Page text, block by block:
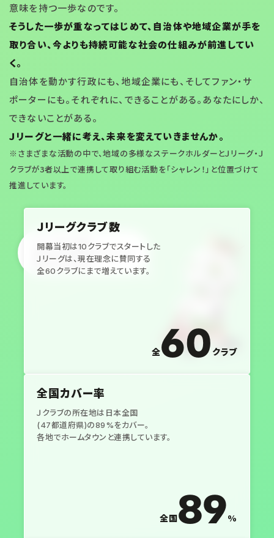
意味を持つ一歩なのです。
そうした一歩が重なってはじめて、自治体や地域企業が手を
取り合い、今よりも持続可能な社会の仕組みが前進してい
く。
自治体を動かす行政にも、地域企業にも、そしてファン・サ
ポーターにも。それぞれに、できることがある。あなたにしか、
できないことがある。
Ｊリーグと一緒に考え、未来を変えていきませんか。
※さまざまな活動の中で、地域の多様なステークホルダーとＪリーグ・Ｊ
クラブが3者以上で連携して取り組む活動を「シャレン！」と位置づけて
推進しています。
Ｊリーグと一緒に
あなたにできるアクションを
考えてみませんか
Ｊリーグクラブ数
開幕当初は10クラブでスタートした
Ｊリーグは、現在理念に賛同する
全60クラブにまで増えています。
全60 クラブ
全国カバー率
Ｊクラブの所在地は日本全国
(47都道府県)の89%をカバー。
各地でホームタウンと連携しています。
全国89%